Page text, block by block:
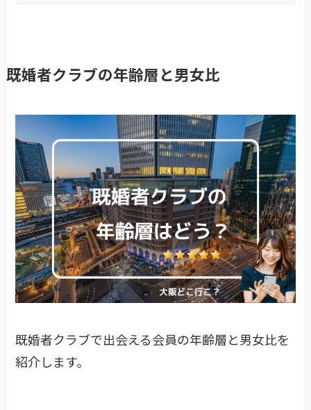
既婚者クラブの年齢層と男女比
既婚者クラブで出会える会員の年齢層と男女比を
紹介します。